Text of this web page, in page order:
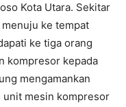
Kota Utara. Sekitar
menuju ke tempat
ke tiga orang
kompresor kepada
mengamankan
mesin kompresor